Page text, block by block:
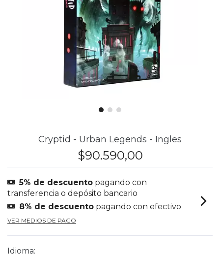
Cryptid - Urban Legends - Ingles
$90.590,00
5% de descuento pagando con
transferencia o depósito bancario
8% de descuento pagando con efectivo
VER MEDIOS DE PAGO
Idioma: